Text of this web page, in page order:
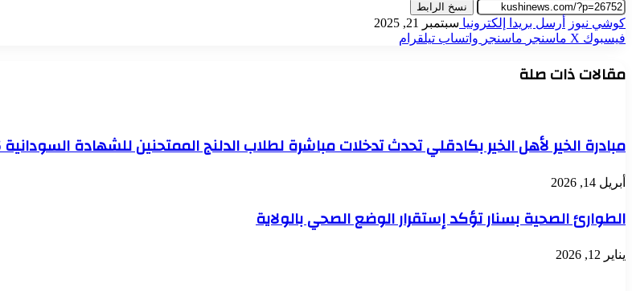
نسخ الرابط
كوشي نيوز أرسل بريدا إلكترونيا سبتمبر 21, 2025
فيسبوك ‫X ماسنجر ماسنجر واتساب تيلقرام
مقالات ذات صلة
مبادرة الخير لأهل الخير بكادقلي تحدث تدخلات مباشرة لطلاب الدلنج الممتحنين للشهادة السودانية 2026
أبريل 14, 2026
الطوارئ الصحية بسنار تؤكد إستقرار الوضع الصحي بالولاية
يناير 12, 2026